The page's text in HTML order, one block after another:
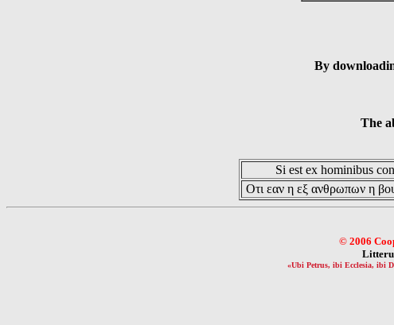
By
The
Si est ex hominibus
Οτι εαν η εξ ανθρωπων η
© 2006
«Ubi Petrus, ibi Ecclesia, ibi